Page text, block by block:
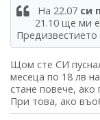
На 22.07 си
21.10 ще ми
Щом сте СИ
месеца по 18 лв
стане повече,
При това, ако